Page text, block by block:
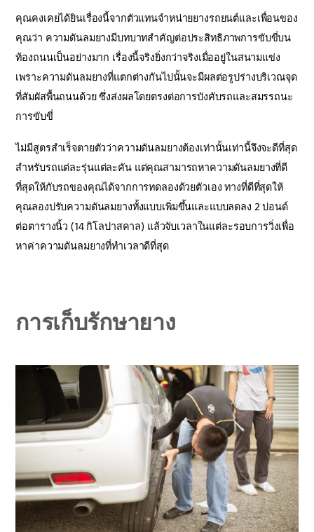
คุณคงเคยได้ยินเรื่องนี้จากตัวแทนจำหน่ายยางรถยนต์และเพื่อนของ
คุณว่า ความดันลมยางมีบทบาทสำคัญต่อประสิทธิภาพการขับขี่บน
ท้องถนนเป็นอย่างมาก เรื่องนี้จริงยิ่งกว่าจริงเมื่ออยู่ในสนามแข่ง
เพราะความดันลมยางที่แตกต่างกันไปนั้นจะมีผลต่อรูปร่างบริเวณจุด
ที่สัมผัสพื้นถนนด้วย ซึ่งส่งผลโดยตรงต่อการบังคับรถและสมรรถนะ
การขับขี่
ไม่มีสูตรสำเร็จตายตัวว่าความดันลมยางต้องเท่านั้นเท่านี้จึงจะดีที่สุด
สำหรับรถแต่ละรุ่นแต่ละคัน แต่คุณสามารถหาความดันลมยางที่ดี
ที่สุดให้กับรถของคุณได้จากการทดลองด้วยตัวเอง ทางที่ดีที่สุดให้
คุณลองปรับความดันลมยางทั้งแบบเพิ่มขึ้นและแบบลดลง 2 ปอนด์
ต่อตารางนิ้ว (14 กิโลปาสคาล) แล้วจับเวลาในแต่ละรอบการวิ่งเพื่อ
หาค่าความดันลมยางที่ทำเวลาดีที่สุด
การเก็บรักษายาง